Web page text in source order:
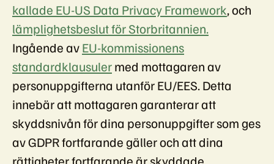
kallade EU-US Data Privacy Framework, och
lämplighetsbeslut för Storbritannien.
Ingående avEU-kommissionens
standardklausulermed mottagaren av
personuppgifterna utanför EU/EES. Detta
innebär att mottagaren garanterar att
skyddsnivån för dina personuppgifter som ges
av GDPR fortfarande gäller och att dina
rättigheter fortfarande är skyddade.